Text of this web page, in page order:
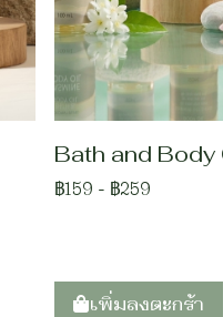
Bath and
฿159 - ฿259
เพิ่มลงตะกร้า